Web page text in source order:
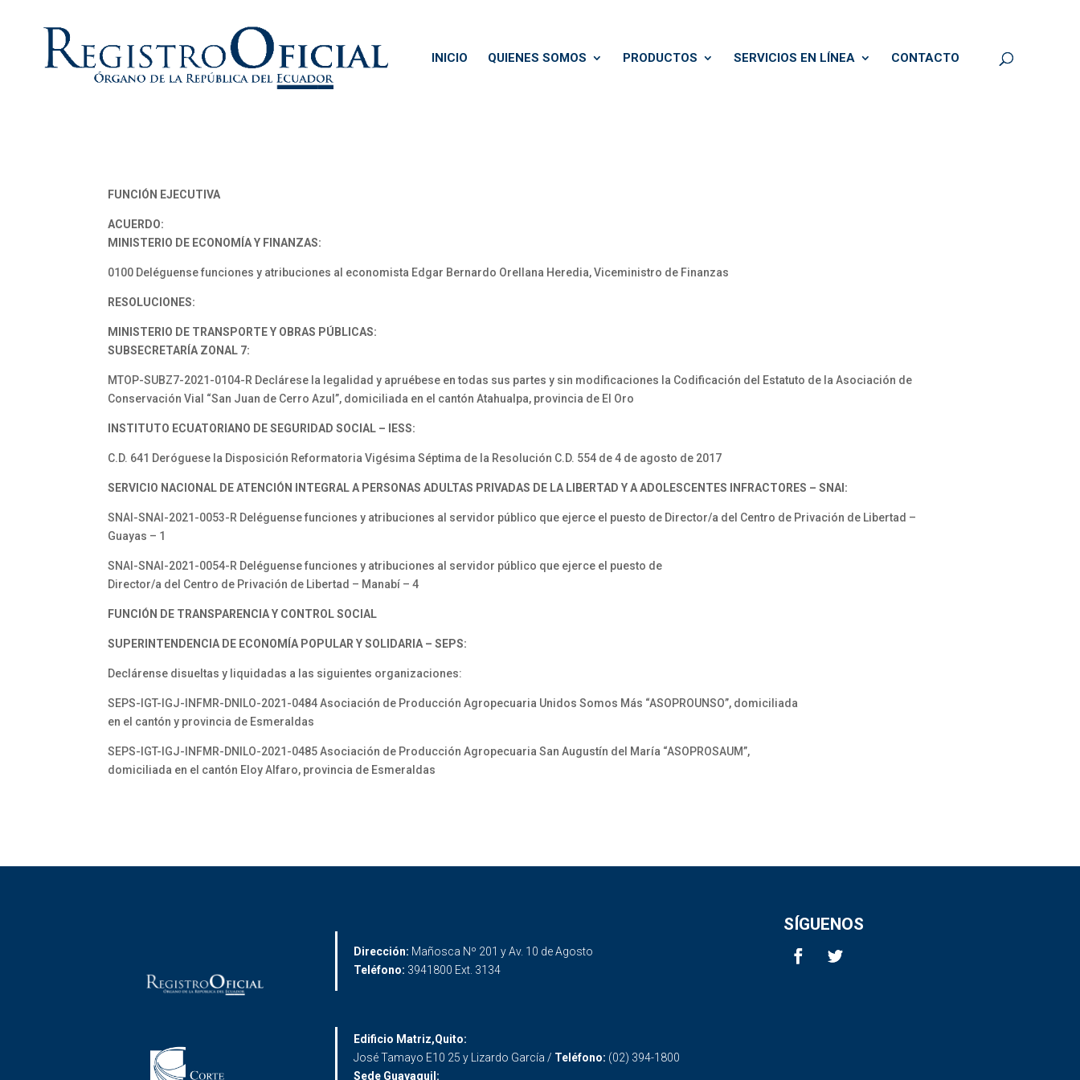
INICIO QUIENES SOMOS PRODUCTOS SERVICIOS EN LÍNEA CONTACTO
FUNCIÓN EJECUTIVA
ACUERDO:
MINISTERIO DE ECONOMÍA Y FINANZAS:
0100 Deléguense funciones y atribuciones al economista Edgar Bernardo Orellana Heredia, Viceministro de Finanzas
RESOLUCIONES:
MINISTERIO DE TRANSPORTE Y OBRAS PÚBLICAS:
SUBSECRETARÍA ZONAL 7:
MTOP-SUBZ7-2021-0104-R Declárese la legalidad y apruébese en todas sus partes y sin modificaciones la Codificación del Estatuto de la Asociación de
Conservación Vial “San Juan de Cerro Azul”, domiciliada en el cantón Atahualpa, provincia de El Oro
INSTITUTO ECUATORIANO DE SEGURIDAD SOCIAL – IESS:
C.D. 641 Deróguese la Disposición Reformatoria Vigésima Séptima de la Resolución C.D. 554 de 4 de agosto de 2017
SERVICIO NACIONAL DE ATENCIÓN INTEGRAL A PERSONAS ADULTAS PRIVADAS DE LA LIBERTAD Y A ADOLESCENTES INFRACTORES – SNAI:
SNAI-SNAI-2021-0053-R Deléguense funciones y atribuciones al servidor público que ejerce el puesto de Director/a del Centro de Privación de Libertad –
Guayas – 1
SNAI-SNAI-2021-0054-R Deléguense funciones y atribuciones al servidor público que ejerce el puesto de
Director/a del Centro de Privación de Libertad – Manabí – 4
FUNCIÓN DE TRANSPARENCIA Y CONTROL SOCIAL
SUPERINTENDENCIA DE ECONOMÍA POPULAR Y SOLIDARIA – SEPS:
Declárense disueltas y liquidadas a las siguientes organizaciones:
SEPS-IGT-IGJ-INFMR-DNILO-2021-0484 Asociación de Producción Agropecuaria Unidos Somos Más “ASOPROUNSO”, domiciliada
en el cantón y provincia de Esmeraldas
SEPS-IGT-IGJ-INFMR-DNILO-2021-0485 Asociación de Producción Agropecuaria San Augustín del María “ASOPROSAUM”,
domiciliada en el cantón Eloy Alfaro, provincia de Esmeraldas
Dirección: Mañosca Nº 201 y Av. 10 de Agosto
Teléfono: 3941800 Ext. 3134
SÍGUENOS
Edificio Matriz,Quito:
José Tamayo E10 25 y Lizardo García / Teléfono: (02) 394-1800
Sede Guayaquil: